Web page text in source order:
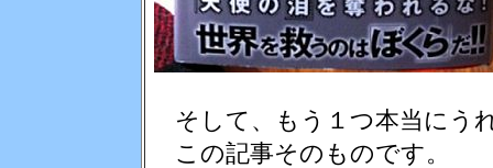
そして、もう１つ本当にう
この記事そのものです。